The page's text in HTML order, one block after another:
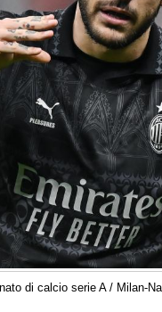
di calcio serie A / Milan-